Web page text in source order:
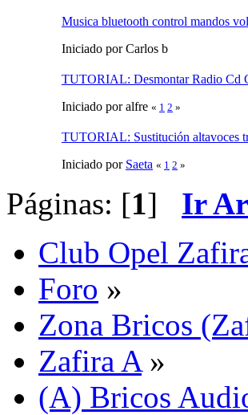
Musica bluetooth control mandos
Iniciado por Carlos b
TUTORIAL: Desmontar Radio Cd
Iniciado por alfre « 1 2 »
TUTORIAL: Sustitución altavoces
Iniciado por Saeta « 1 2 »
Páginas: [1] Ir
Club Opel
Foro »
Zona Bricos
Zafira A»
(A) Bricos